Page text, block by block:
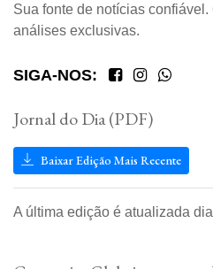
Sua fonte de notícias
análises exclusivas.
SIGA-NOS:
Jornal do Dia (PDF)
Baixar Edição Mais Recente
A última edição é atualizada